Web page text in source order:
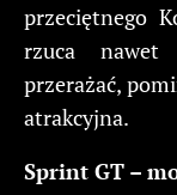
przeciętnego
rzuca
przerażać,
atrakcyjna.
Sprint GT –